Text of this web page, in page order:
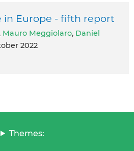
in Europe - fifth report
Mauro Meggiolaro, Daniel
2022
Themes: